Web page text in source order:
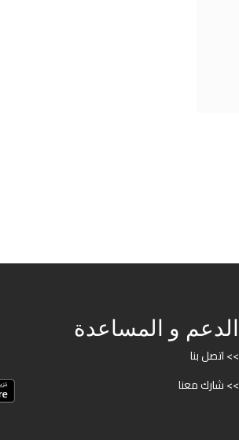
الدعم و المساعدة
>> اتصل بنا
>> شارك معنا